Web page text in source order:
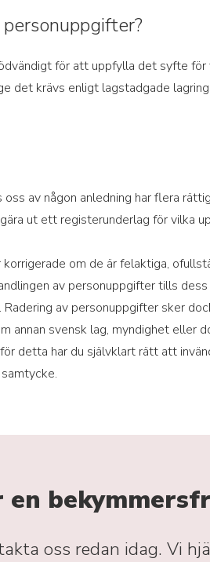
för att uppfylla det syfte
det krävs enligt lagstadgade
av någon anledning har flera
ut ett registerunderlag för vilka
om de är felaktiga,
av personuppgifter tills
av personuppgifter sker
annan svensk lag, myndighet eller
detta har du självklart rätt att
en
oss redan idag. Vi